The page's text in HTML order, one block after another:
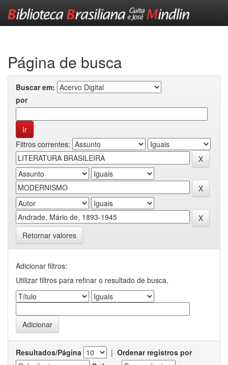
Página de busca
Buscar em:
por
Filtros correntes:
Retornar valores
Adicionar filtros:
Utilizar filtros para refinar o resultado de busca.
Resultados/Página | Ordenar registros por